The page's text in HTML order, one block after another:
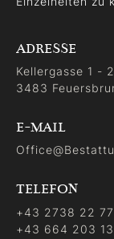
ADRESSE
Kellergasse 1 - 2
3483
E-MAIL
TELEFON
+43 2738 22
+43 664 203